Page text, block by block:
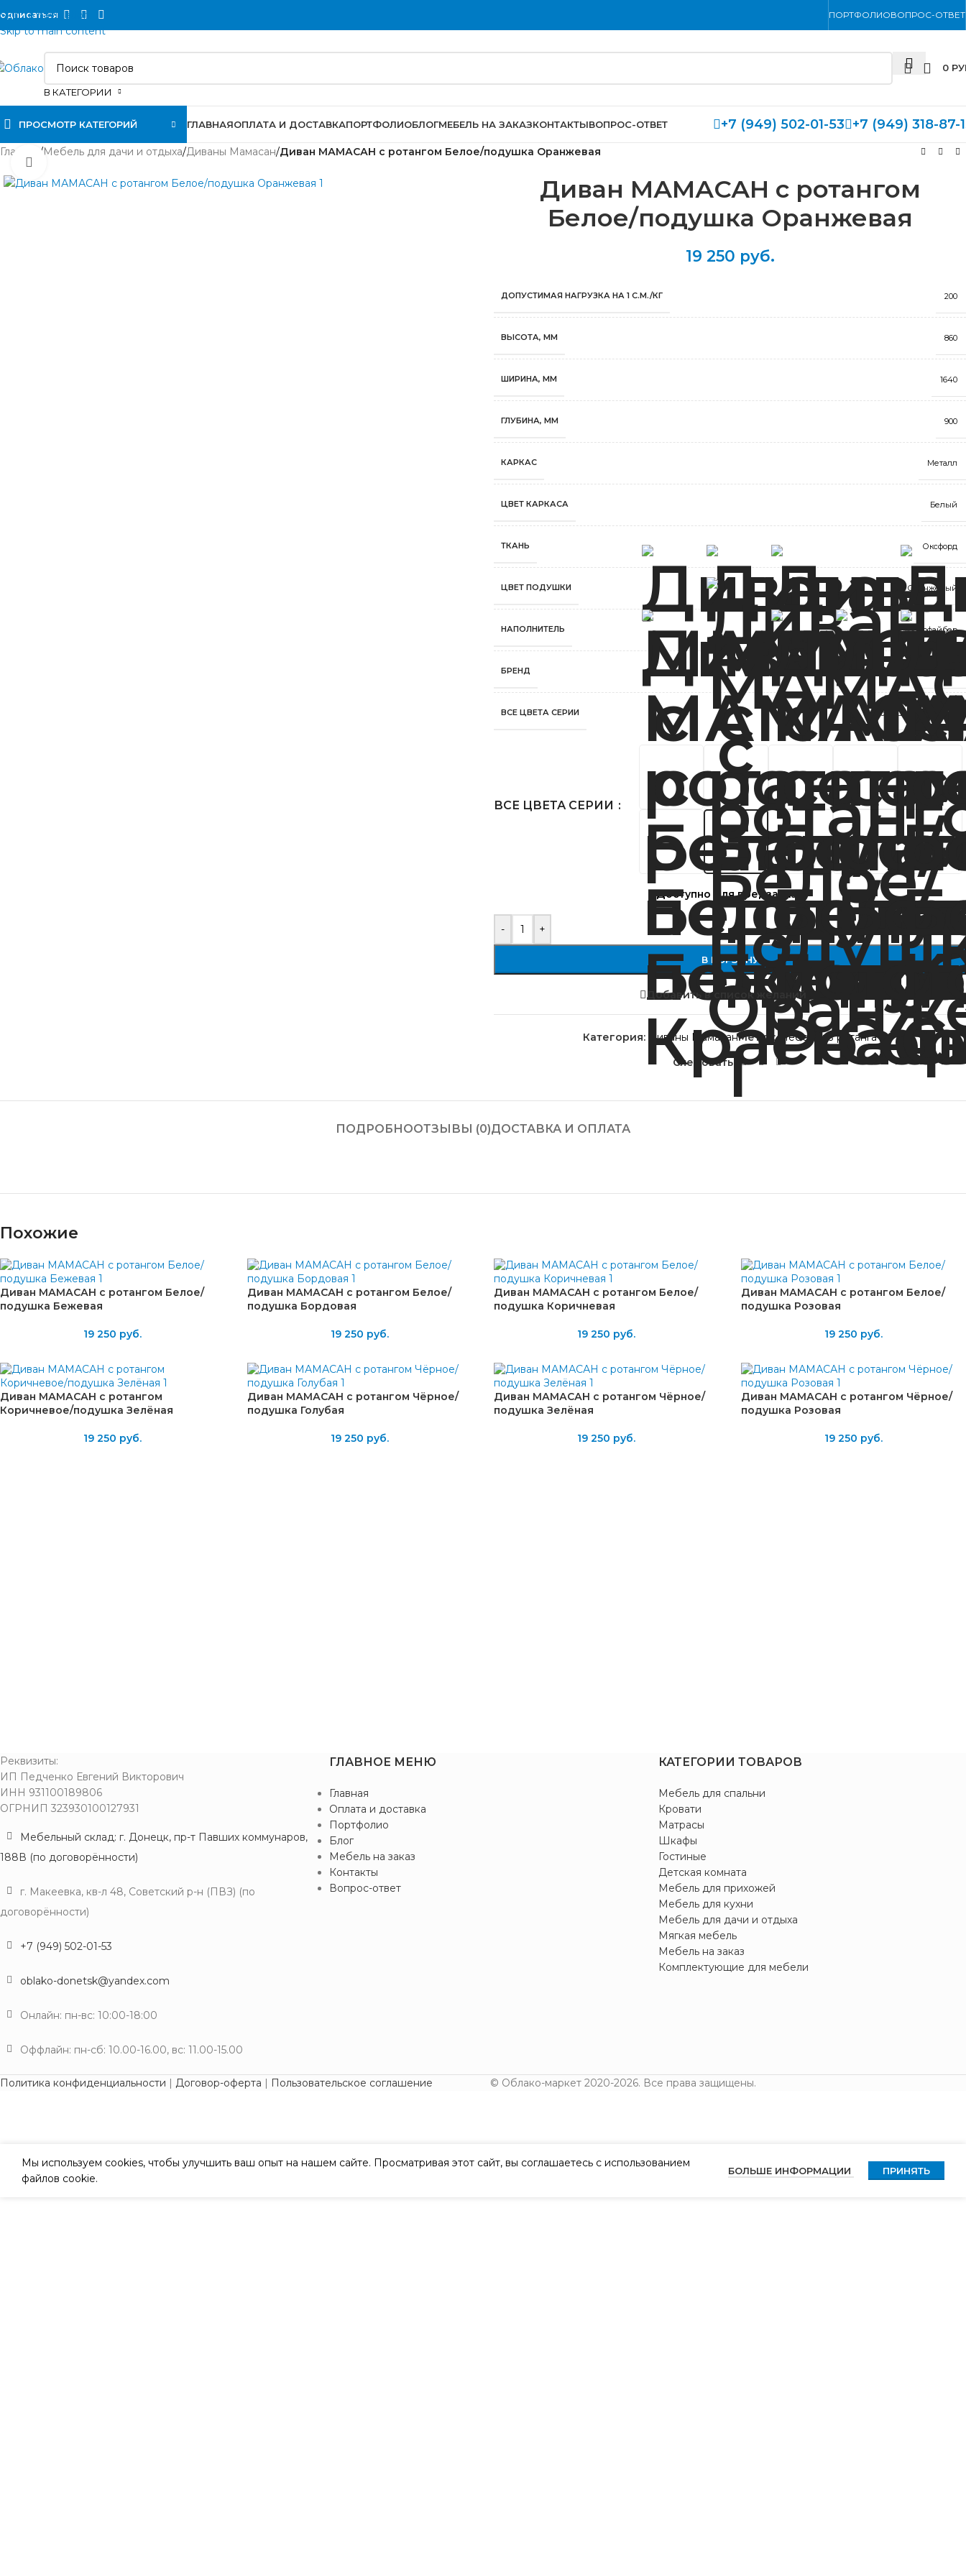
Skip to navigation
Skip to main content
ПОРТФОЛИОВОПРОС-ОТВЕТ
В КАТЕГОРИИ
0
ПРОСМОТР КАТЕГОРИЙ ГЛАВНАЯОПЛАТА И ДОСТАВКАПОРТФОЛИОБЛОГМЕБЕЛЬ НА ЗАКАЗКОНТАКТЫВОПРОС-ОТВЕТ +7 (949) 502-01-53 +7 (949) 318-87-
Главная /Мебель для дачи и отдыха/Диваны Мамасан/Диван МАМАСАН с ротангом Белое/подушка Оранжевая
Диван МАМАСАН с ротангом
Белое/подушка Оранжевая
19 250 руб.
ДОПУСТИМАЯ НАГРУЗКА НА 1 С.М./КГ 200
ВЫСОТА, ММ 860
ШИРИНА, ММ 1640
ГЛУБИНА, ММ 900
КАРКАС Металл
ЦВЕТ КАРКАСА Белый
ТКАНЬ Оксфорд
ЦВЕТ ПОДУШКИ Оранжевый
НАПОЛНИТЕЛЬ Холлофайбер
БРЕНД
ВСЕ ЦВЕТА СЕРИИ Подушка оранжевая
ВСЕ ЦВЕТА СЕРИИ
Доступно для предзаказа
- +
В КОРЗИНУ
Добавить в список желаний
Категория: Диваны МамасанМетка:
Мебель из ротанга
Следовать:
ПОДРОБНООТЗЫВЫ (0)ДОСТАВКА И ОПЛАТА
Похожие
Диван МАМАСАН с ротангом Белое/
подушка Бежевая
19 250 руб.
Диван МАМАСАН с ротангом Белое/
подушка Бордовая
19 250 руб.
Диван МАМАСАН с ротангом Белое/
подушка Коричневая
19 250 руб.
Диван МАМАСАН с ротангом Белое/
подушка Розовая
19 250 руб.
Диван МАМАСАН с ротангом
Коричневое/подушка Зелёная
19 250 руб.
Диван МАМАСАН с ротангом Чёрное/
подушка Голубая
19 250 руб.
Диван МАМАСАН с ротангом Чёрное/
подушка Зелёная
19 250 руб.
Диван МАМАСАН с ротангом Чёрное/
подушка Розовая
19 250 руб.
Реквизиты:
ИП Педченко Евгений Викторович
ИНН 931100189806
ОГРНИП 323930100127931
Мебельный склад: г. Донецк, пр-т Павших коммунаров,
188В (по договорённости)
г. Макеевка, кв-л 48, Советский р-н (ПВЗ) (по
договорённости)
+7 (949) 502-01-53
oblako-donetsk@yandex.com
Онлайн: пн-вс: 10:00-18:00
Оффлайн: пн-сб: 10.00-16.00, вс: 11.00-15.00
ГЛАВНОЕ МЕНЮ
Главная
Оплата и доставка
Портфолио
Блог
Мебель на заказ
Контакты
Вопрос-ответ
КАТЕГОРИИ ТОВАРОВ
Мебель для спальни
Кровати
Матрасы
Шкафы
Гостиные
Детская комната
Мебель для прихожей
Мебель для кухни
Мебель для дачи и отдыха
Мягкая мебель
Мебель на заказ
Комплектующие для мебели
Политика конфиденциальности | Договор-оферта | Пользовательское соглашение © Облако-маркет 2020-2026. Все права защищены.
Мы используем cookies, чтобы улучшить ваш опыт на нашем сайте. Просматривая этот сайт, вы соглашаетесь с использованием
файлов cookie.
БОЛЬШЕ ИНФОРМАЦИИ ПРИНЯТЬ